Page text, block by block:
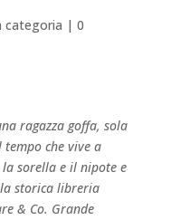
categoria | 0
ragazza goffa, sola
che vive a
sorella e il nipote e
storica libreria
& Co. Grande